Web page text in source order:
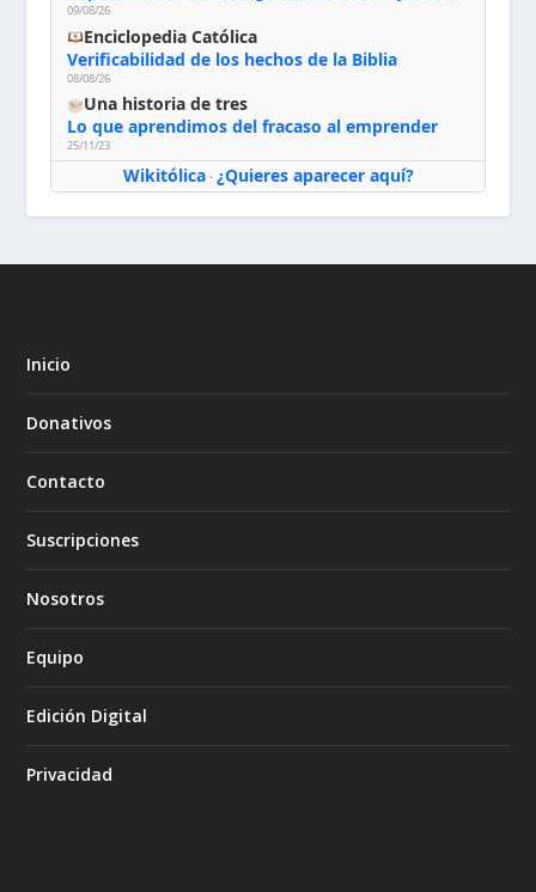
09/08/26
Enciclopedia Católica
Verificabilidad de los hechos de la Biblia
08/08/26
Una historia de tres
Lo que aprendimos del fracaso al emprender
25/11/23
Wikitólica· ¿Quieres aparecer aquí?
Inicio
Donativos
Contacto
Suscripciones
Nosotros
Equipo
Edición Digital
Privacidad